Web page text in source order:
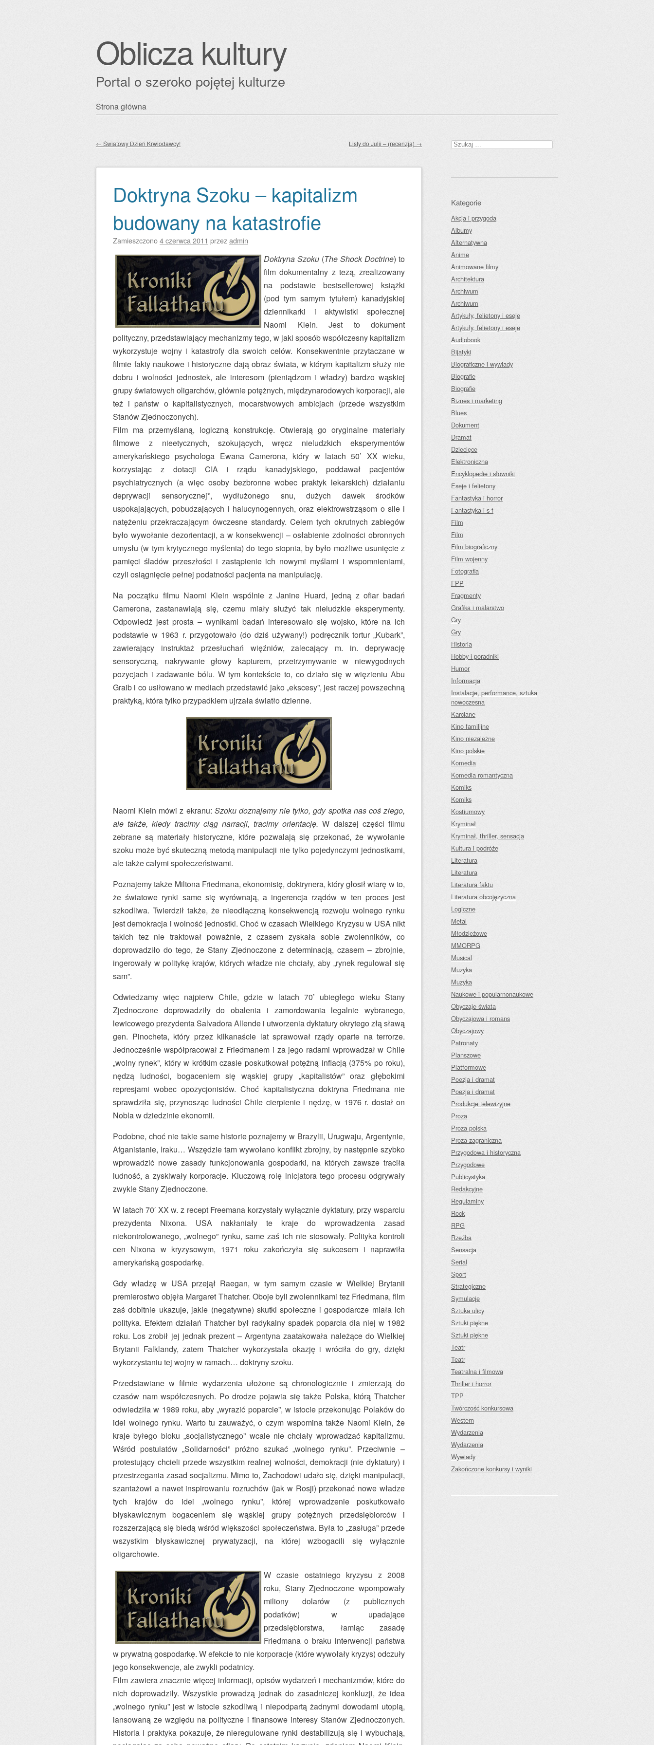
Oblicza kultury
Portal o szeroko pojętej kulturze
Przejdź
Strona główna
Zobacz wpisy
← Światowy Dzień Krwiodawcy! Listy do Julii – (recenzja) →
Doktryna Szoku – kapitalizm
budowany na katastrofie
Zamieszczono4 czerwca 2011 przezadmin
Doktryna Szoku (The Shock Doctrine) to
film dokumentalny z tezą, zrealizowany
na podstawie bestsellerowej książki
(pod tym samym tytułem) kanadyjskiej
dziennikarki i aktywistki społecznej
Naomi Klein. Jest to dokument
polityczny, przedstawiający mechanizmy tego, w jaki sposób współczesny kapitalizm
wykorzystuje wojny i katastrofy dla swoich celów. Konsekwentnie przytaczane w
filmie fakty naukowe i historyczne dają obraz świata, w którym kapitalizm służy nie
dobru i wolności jednostek, ale interesom (pieniądzom i władzy) bardzo wąskiej
grupy światowych oligarchów, głównie potężnych, międzynarodowych korporacji, ale
też i państw o kapitalistycznych, mocarstwowych ambicjach (przede wszystkim
Stanów Zjednoczonych).
Film ma przemyślaną, logiczną konstrukcję. Otwierają go oryginalne materiały
filmowe z nieetycznych, szokujących, wręcz nieludzkich eksperymentów
amerykańskiego psychologa Ewana Camerona, który w latach 50’ XX wieku,
korzystając z dotacji CIA i rządu kanadyjskiego, poddawał pacjentów
psychiatrycznych (a więc osoby bezbronne wobec praktyk lekarskich) działaniu
deprywacji sensorycznej*, wydłużonego snu, dużych dawek środków
uspokajających, pobudzających i halucynogennych, oraz elektrowstrząsom o sile i
natężeniu przekraczającym ówczesne standardy. Celem tych okrutnych zabiegów
było wywołanie dezorientacji, a w konsekwencji – osłabienie zdolności obronnych
umysłu (w tym krytycznego myślenia) do tego stopnia, by było możliwe usunięcie z
pamięci śladów przeszłości i zastąpienie ich nowymi myślami i wspomnieniami,
czyli osiągnięcie pełnej podatności pacjenta na manipulację.
Na początku filmu Naomi Klein wspólnie z Janine Huard, jedną z ofiar badań
Camerona, zastanawiają się, czemu miały służyć tak nieludzkie eksperymenty.
Odpowiedź jest prosta – wynikami badań interesowało się wojsko, które na ich
podstawie w 1963 r. przygotowało (do dziś używany!) podręcznik tortur „Kubark”,
zawierający instruktaż przesłuchań więźniów, zalecający m. in. deprywację
sensoryczną, nakrywanie głowy kapturem, przetrzymywanie w niewygodnych
pozycjach i zadawanie bólu. W tym kontekście to, co działo się w więzieniu Abu
Graib i co usiłowano w mediach przedstawić jako „ekscesy”, jest raczej powszechną
praktyką, która tylko przypadkiem ujrzała światło dzienne.
Naomi Klein mówi z ekranu: Szoku doznajemy nie tylko, gdy spotka nas coś złego,
ale także, kiedy tracimy ciąg narracji, tracimy orientację. W dalszej części filmu
zebrane są materiały historyczne, które pozwalają się przekonać, że wywołanie
szoku może być skuteczną metodą manipulacji nie tylko pojedynczymi jednostkami,
ale także całymi społeczeństwami.
Poznajemy także Miltona Friedmana, ekonomistę, doktrynera, który głosił wiarę w to,
że światowe rynki same się wyrównają, a ingerencja rządów w ten proces jest
szkodliwa. Twierdził także, że nieodłączną konsekwencją rozwoju wolnego rynku
jest demokracja i wolność jednostki. Choć w czasach Wielkiego Kryzysu w USA nikt
takich tez nie traktował poważnie, z czasem zyskała sobie zwolenników, co
doprowadziło do tego, że Stany Zjednoczone z determinacją, czasem – zbrojnie,
ingerowały w politykę krajów, których władze nie chciały, aby „rynek regulował się
sam”.
Odwiedzamy więc najpierw Chile, gdzie w latach 70’ ubiegłego wieku Stany
Zjednoczone doprowadziły do obalenia i zamordowania legalnie wybranego,
lewicowego prezydenta Salvadora Allende i utworzenia dyktatury okrytego złą sławą
gen. Pinocheta, który przez kilkanaście lat sprawował rządy oparte na terrorze.
Jednocześnie współpracował z Friedmanem i za jego radami wprowadzał w Chile
„wolny rynek”, który w krótkim czasie poskutkował potężną inflacją (375% po roku),
nędzą ludności, bogaceniem się wąskiej grupy „kapitalistów” oraz głębokimi
represjami wobec opozycjonistów. Choć kapitalistyczna doktryna Friedmana nie
sprawdziła się, przynosząc ludności Chile cierpienie i nędzę, w 1976 r. dostał on
Nobla w dziedzinie ekonomii.
Podobne, choć nie takie same historie poznajemy w Brazylii, Urugwaju, Argentynie,
Afganistanie, Iraku… Wszędzie tam wywołano konflikt zbrojny, by następnie szybko
wprowadzić nowe zasady funkcjonowania gospodarki, na których zawsze traciła
ludność, a zyskiwały korporacje. Kluczową rolę inicjatora tego procesu odgrywały
zwykle Stany Zjednoczone.
W latach 70′ XX w. z recept Freemana korzystały wyłącznie dyktatury, przy wsparciu
prezydenta Nixona. USA nakłaniały te kraje do wprowadzenia zasad
niekontrolowanego, „wolnego” rynku, same zaś ich nie stosowały. Polityka kontroli
cen Nixona w kryzysowym, 1971 roku zakończyła się sukcesem i naprawiła
amerykańską gospodarkę.
Gdy władzę w USA przejął Raegan, w tym samym czasie w Wielkiej Brytanii
premierostwo objęła Margaret Thatcher. Oboje byli zwolennikami tez Friedmana, film
zaś dobitnie ukazuje, jakie (negatywne) skutki społeczne i gospodarcze miała ich
polityka. Efektem działań Thatcher był radykalny spadek poparcia dla niej w 1982
roku. Los zrobił jej jednak prezent – Argentyna zaatakowała należące do Wielkiej
Brytanii Falklandy, zatem Thatcher wykorzystała okazję i wróciła do gry, dzięki
wykorzystaniu tej wojny w ramach… doktryny szoku.
Przedstawiane w filmie wydarzenia ułożone są chronologicznie i zmierzają do
czasów nam współczesnych. Po drodze pojawia się także Polska, którą Thatcher
odwiedziła w 1989 roku, aby „wyrazić poparcie”, w istocie przekonując Polaków do
idei wolnego rynku. Warto tu zauważyć, o czym wspomina także Naomi Klein, że
kraje byłego bloku „socjalistycznego” wcale nie chciały wprowadzać kapitalizmu.
Wśród postulatów „Solidarności” próżno szukać „wolnego rynku”. Przeciwnie –
protestujący chcieli przede wszystkim realnej wolności, demokracji (nie dyktatury) i
przestrzegania zasad socjalizmu. Mimo to, Zachodowi udało się, dzięki manipulacji,
szantażowi a nawet inspirowaniu rozruchów (jak w Rosji) przekonać nowe władze
tych krajów do idei „wolnego rynku”, której wprowadzenie poskutkowało
błyskawicznym bogaceniem się wąskiej grupy potężnych przedsiębiorców i
rozszerzającą się biedą wśród większości społeczeństwa. Była to „zasługa” przede
wszystkim błyskawicznej prywatyzacji, na której wzbogacili się wyłącznie
oligarchowie.
W czasie ostatniego kryzysu z 2008
roku, Stany Zjednoczone wpompowały
miliony dolarów (z publicznych
podatków) w upadające
przedsiębiorstwa, łamiąc zasadę
Friedmana o braku interwencji państwa
w prywatną gospodarkę. W efekcie to nie korporacje (które wywołały kryzys) odczuły
jego konsekwencje, ale zwykli podatnicy.
Film zawiera znacznie więcej informacji, opisów wydarzeń i mechanizmów, które do
nich doprowadziły. Wszystkie prowadzą jednak do zasadniczej konkluzji, że idea
„wolnego rynku” jest w istocie szkodliwą i niepodpartą żadnymi dowodami utopią,
lansowaną ze względu na polityczne i finansowe interesy Stanów Zjednoczonych.
Historia i praktyka pokazuje, że nieregulowane rynki destabilizują się i wybuchają,
Szukaj:
Kategorie
Akcja i przygoda
Albumy
Alternatywna
Anime
Animowane filmy
Architektura
Archiwum
Archiwum
Artykuły, felietony i eseje
Artykuły, felietony i eseje
Audiobook
Bijatyki
Biograficzne i wywiady
Biografie
Biografie
Biznes i marketing
Blues
Dokument
Dramat
Dziecięce
Elektroniczna
Encyklopedie i słowniki
Eseje i felietony
Fantastyka i horror
Fantastyka i s-f
Film
Film
Film biograficzny
Film wojenny
Fotografia
FPP
Fragmenty
Grafika i malarstwo
Gry
Gry
Historia
Hobby i poradniki
Humor
Informacja
Instalacje, performance, sztuka
nowoczesna
Karciane
Kino familijne
Kino niezależne
Kino polskie
Komedia
Komedia romantyczna
Komiks
Komiks
Kostiumowy
Kryminał
Kryminał, thriller, sensacja
Kultura i podróże
Literatura
Literatura
Literatura faktu
Literatura obcojęzyczna
Logiczne
Metal
Młodzieżowe
MMORPG
Musical
Muzyka
Muzyka
Naukowe i popularnonaukowe
Obyczaje świata
Obyczajowa i romans
Obyczajowy
Patronaty
Planszowe
Platformowe
Poezja i dramat
Poezja i dramat
Produkcje telewizyjne
Proza
Proza polska
Proza zagraniczna
Przygodowa i historyczna
Przygodowe
Publicystyka
Redakcyjne
Regulaminy
Rock
RPG
Rzeźba
Sensacja
Serial
Sport
Strategiczne
Symulacje
Sztuka ulicy
Sztuki piękne
Sztuki piękne
Teatr
Teatr
Teatralna i filmowa
Thriller i horror
TPP
Twórczość konkursowa
Western
Wydarzenia
Wydarzenia
Wywiady
Zakończone konkursy i wyniki